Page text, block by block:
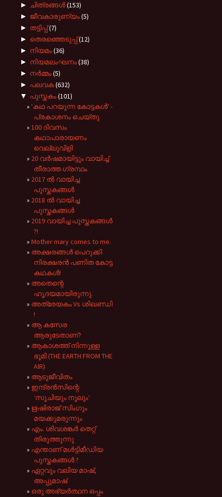
► ചിത്രങ്ങൾ(153)
► ജീവകാരുണ്യം(5)
► തട്ടിപ്പ്(7)
► തെരഞ്ഞെടുപ്പ്(12)
► നിയമം(36)
► നിയമലംഘനം(38)
► നർമ്മം(5)
► പലവക(632)
▼ പുസ്തകം(101)
'കഥ പറയുന്ന കോട്ടകൾ' -
പ്രകാശനം ചെയ്തു.
100 ദിവസം
കഥാപാരായണം
വെല്ലുവിളി
20 വർഷമായിട്ടും വായിച്ച്
തീരാത്ത ഗ്രന്ഥം
2017 ൽ വായിച്ച
പുസ്തകങ്ങൾ
2018 ൽ വായിച്ച
പുസ്തകങ്ങൾ
2019 വായിച്ച പുസ്തകങ്ങൾ
?!
Mother mary comes to me.
അക്ഷരങ്ങൾ പെറുക്കി
നിരക്ഷരൻ പണിത കോട്ട
കഥകൾ!
അതെന്റെ
ഹൃദയമായിരുന്നു.
അത്രേയകം Vs ശിഖണ്ഡി
!
ആ കസേര
ആരുടേതാണ്?
ആകാശത്ത് നിന്നുള്ള
ഭൂമി (THE EARTH FROM THE
AIR)
ആടുജീവിതം
ഇന്ദ്രൻസിന്റെ
‘സൂചിയും നൂലും‘
ഋഷിരാജ് സിംഗും
മയക്കുമരുന്നും
എം. ശിവശങ്കർ തെറ്റ്
തിരുത്തുന്നു
എന്താണ് മൾട്ടിമീഡിയ
പുസ്തകങ്ങൾ ?
ഏറ്റവും വലിയ മാഷ്,
അപ്പുമാഷ്.
ഒരു അഭ്യർത്ഥന ഒപ്പം